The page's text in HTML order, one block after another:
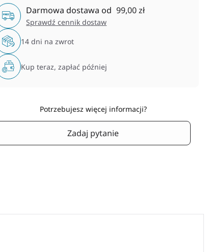
Darmowa dostawa od 99,00 zł
Sprawdź cennik dostaw
14 dni na zwrot
Kup teraz, zapłać później
Potrzebujesz więcej informacji?
Zadaj pytanie